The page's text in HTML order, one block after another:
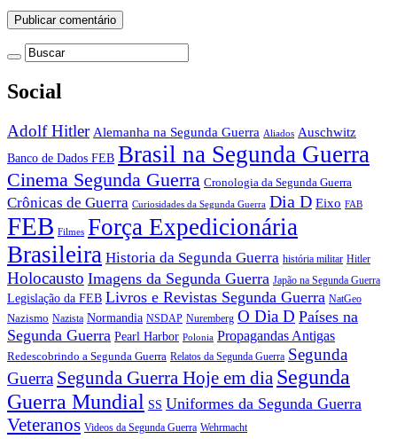
Social
Adolf Hitler Alemanha na Segunda Guerra Aliados Auschwitz
Banco de Dados FEB Brasil na Segunda Guerra
Cinema Segunda Guerra Cronologia da Segunda Guerra
Crônicas de Guerra Curiosidades da Segunda Guerra Dia D Eixo FAB
FEB Filmes Força Expedicionária
Brasileira Historia da Segunda Guerra história militar Hitler
Holocausto Imagens da Segunda Guerra Japão na Segunda Guerra
Legislação da FEB Livros e Revistas Segunda Guerra NatGeo
Nazismo Nazista Normandia NSDAP Nuremberg O Dia D Países na
Segunda Guerra Pearl Harbor Polonia Propagandas Antigas
Redescobrindo a Segunda Guerra Relatos da Segunda Guerra Segunda
Guerra Segunda Guerra Hoje em dia Segunda
Guerra Mundial SS Uniformes da Segunda Guerra
Veteranos Videos da Segunda Guerra Wehrmacht